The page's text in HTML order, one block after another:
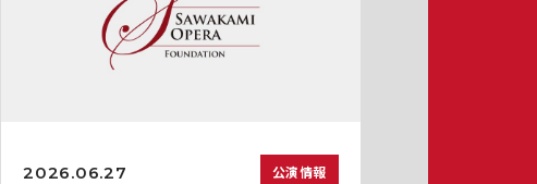
2026.06.27 公演情報